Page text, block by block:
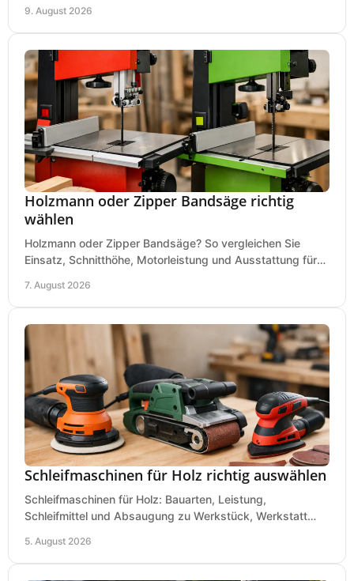
9. August 2026
Holzmann oder Zipper Bandsäge richtig
wählen
Holzmann oder Zipper Bandsäge? So vergleichen Sie
Einsatz, Schnitthöhe, Motorleistung und Ausstattung für
7. August 2026
Schleifmaschinen für Holz richtig auswählen
Schleifmaschinen für Holz: Bauarten, Leistung,
Schleifmittel und Absaugung zu Werkstück, Werkstatt
5. August 2026